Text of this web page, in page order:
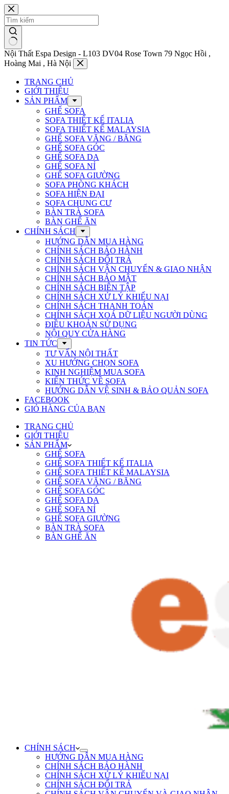
Chuyển
đến
phần
nội
dung
Nội Thất Espa Design - L103 DV04 Rose Town 79 Ngọc Hồi ,
Hoàng Mai , Hà Nội
TRANG CHỦ
GIỚI THIỆU
SẢN PHẨM
GHẾ SOFA
SOFA THIẾT KẾ ITALIA
SOFA THIẾT KẾ MALAYSIA
GHẾ SOFA VĂNG / BĂNG
GHẾ SOFA GÓC
GHẾ SOFA DA
GHẾ SOFA NỈ
GHẾ SOFA GIƯỜNG
SOFA PHÒNG KHÁCH
SOFA HIỆN ĐẠI
SOFA CHUNG CƯ
BÀN TRÀ SOFA
BÀN GHẾ ĂN
CHÍNH SÁCH
HƯỚNG DẪN MUA HÀNG
CHÍNH SÁCH BẢO HÀNH
CHÍNH SÁCH ĐỔI TRẢ
CHÍNH SÁCH VẬN CHUYỂN & GIAO NHẬN
CHÍNH SÁCH BẢO MẬT
CHÍNH SÁCH BIÊN TẬP
CHÍNH SÁCH XỬ LÝ KHIẾU NẠI
CHÍNH SÁCH THANH TOÁN
CHÍNH SÁCH XOÁ DỮ LIỆU NGƯỜI DÙNG
ĐIỀU KHOẢN SỬ DỤNG
NỘI QUY CỬA HÀNG
TIN TỨC
TƯ VẤN NỘI THẤT
XU HƯỚNG CHỌN SOFA
KINH NGHIỆM MUA SOFA
KIẾN THỨC VỀ SOFA
HƯỚNG DẪN VỆ SINH & BẢO QUẢN SOFA
FACEBOOK
GIỎ HÀNG CỦA BẠN
TRANG CHỦ
GIỚI THIỆU
SẢN PHẨM
GHẾ SOFA
GHẾ SOFA THIẾT KẾ ITALIA
GHẾ SOFA THIẾT KẾ MALAYSIA
GHẾ SOFA VĂNG / BĂNG
GHẾ SOFA GÓC
GHẾ SOFA DA
GHẾ SOFA NỈ
GHẾ SOFA GIƯỜNG
BÀN TRÀ SOFA
BÀN GHẾ ĂN
CHÍNH SÁCH
HƯỚNG DẪN MUA HÀNG
CHÍNH SÁCH BẢO HÀNH
CHÍNH SÁCH XỬ LÝ KHIẾU NẠI
CHÍNH SÁCH ĐỔI TRẢ